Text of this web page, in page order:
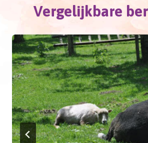
Vergelijkbare